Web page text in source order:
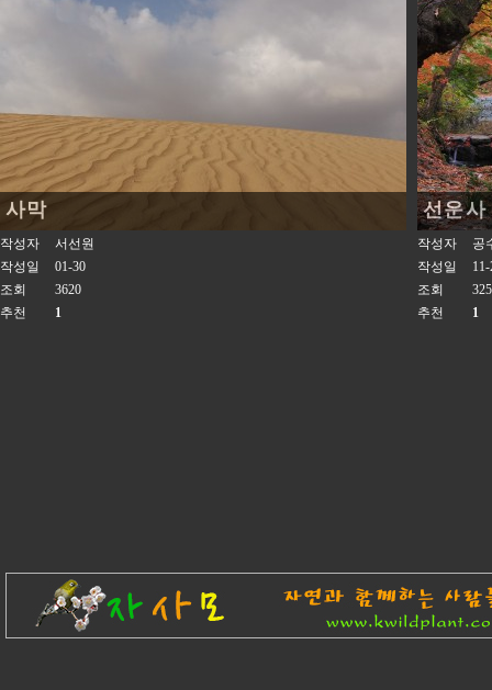
사막
작성자
서선원
작성일
01-30
조회
3620
추천
1
선운사
작성자
공
작성일
조회
추천
1